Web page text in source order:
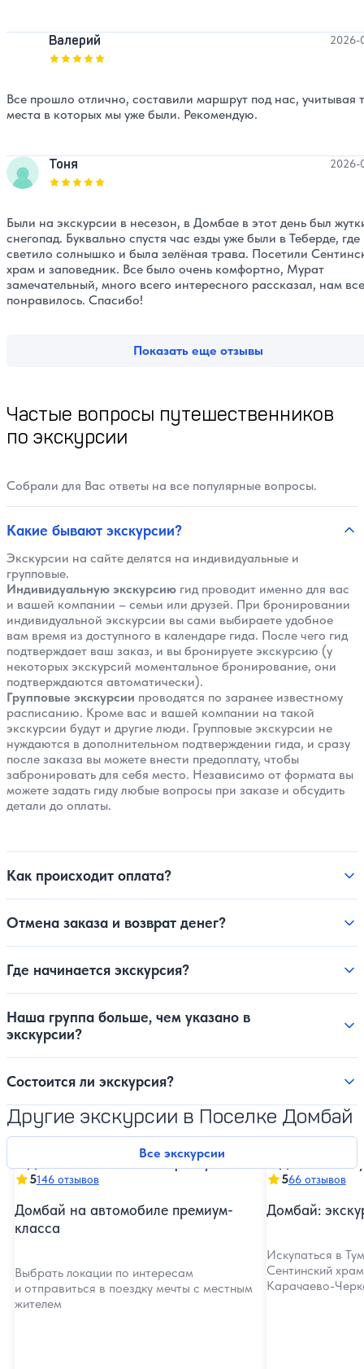
Валерий
Оценка, количество звезд:
2026-
Все прошло отлично, составили маршрут под нас, учитывая
места в которых мы уже были. Рекомендую.
Тоня
Оценка, количество звезд:
2026-
Были на экскурсии в несезон, в Домбае в этот день был
снегопад. Буквально спустя час езды уже были в Теберде, где
светило солнышко и была зелёная трава. Посетили
храм и заповедник. Все было очень комфортно, Мурат
замечательный, много всего интересного рассказал, нам все
понравилось. Спасибо!
Показать еще отзывы
Частые вопросы путешественников
по экскурсии
Собрали для Вас ответы на все популярные вопросы.
Какие бывают экскурсии?
Экскурсии на сайте делятся на индивидуальные и
групповые.
Индивидуальную экскурсию гид проводит именно для вас
и вашей компании – семьи или друзей. При бронировании
индивидуальной экскурсии вы сами выбираете удобное
вам время из доступного в календаре гида. После чего гид
подтверждает ваш заказ, и вы бронируете экскурсию (у
некоторых экскурсий моментальное бронирование, они
подтверждаются автоматически).
Групповые экскурсии проводятся по заранее известному
расписанию. Кроме вас и вашей компании на такой
экскурсии будут и другие люди. Групповые экскурсии не
нуждаются в дополнительном подтверждении гида, и сразу
после заказа вы можете внести предоплату, чтобы
забронировать для себя место. Независимо от формата вы
можете задать гиду любые вопросы при заказе и обсудить
детали до оплаты.
Как происходит оплата?
Отмена заказа и возврат денег?
Где начинается экскурсия?
Наша группа больше, чем указано в
экскурсии?
Состоится ли экскурсия?
Другие экскурсии в Поселке Домбай
Все экскурсии
5146 отзывов
Домбай на автомобиле премиум-
класса
Выбрать локации по интересам
и отправиться в поездку мечты с местным
жителем
566 отзывов
Домбай:
Искупаться в
Сентинский
Карачаево-